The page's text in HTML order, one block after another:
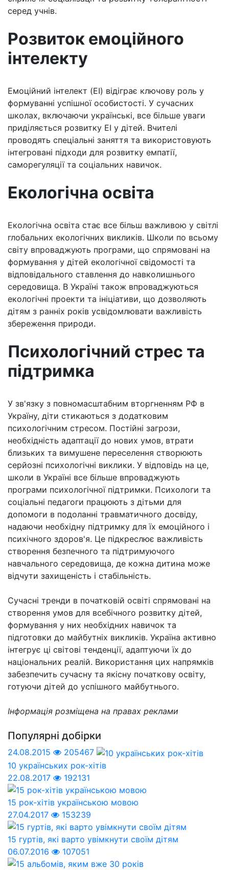
серед учнів.
Розвиток емоційного
інтелекту
Емоційний інтелект (EI) відіграє ключову роль у
формуванні успішної особистості. У сучасних
школах, включаючи українські, все більше уваги
приділяється розвитку EI у дітей. Вчителі
проводять спеціальні заняття та використовують
інтегровані підходи для розвитку емпатії,
саморегуляції та соціальних навичок.
Екологічна освіта
Екологічна освіта стає все більш важливою у світлі
глобальних екологічних викликів. Школи по всьому
світу впроваджують програми, що спрямовані на
формування у дітей екологічної свідомості та
відповідального ставлення до навколишнього
середовища. В Україні також впроваджуються
екологічні проекти та ініціативи, що дозволяють
дітям з ранніх років усвідомлювати важливість
збереження природи.
Психологічний стрес та
підтримка
У зв'язку з повномасштабним вторгненням РФ в
Україну, діти стикаються з додатковим
психологічним стресом. Постійні загрози,
необхідність адаптації до нових умов, втрати
близьких та вимушене переселення створюють
серйозні психологічні виклики. У відповідь на це,
школи в Україні все більше впроваджують
програми психологічної підтримки. Психологи та
соціальні педагоги працюють з дітьми для
допомоги в подоланні травматичного досвіду,
надаючи необхідну підтримку для їх емоційного і
психічного здоров'я. Це підкреслює важливість
створення безпечного та підтримуючого
навчального середовища, де кожна дитина може
відчути захищеність і стабільність.
Сучасні тренди в початковій освіті спрямовані на
створення умов для всебічного розвитку дітей,
формування у них необхідних навичок та
підготовки до майбутніх викликів. Україна активно
інтегрує ці світові тенденції, адаптуючи їх до
національних реалій. Використання цих напрямків
забезпечить сучасну та якісну початкову освіту,
готуючи дітей до успішного майбутнього.
Інформація розміщена на правах реклами
Популярні добірки
24.08.2015
205467
10 українських рок-хітів
22.08.2017
192131
15 рок-хітів українською мовою
27.04.2017
153239
15 гуртів, які варто увімкнути своїм дітям
06.07.2016
107051